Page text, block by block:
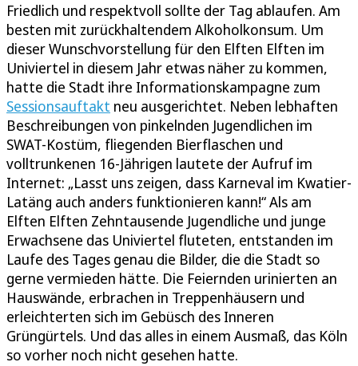
Friedlich und respektvoll sollte der Tag ablaufen. Am
besten mit zurückhaltendem Alkoholkonsum. Um
dieser Wunschvorstellung für den Elften Elften im
Univiertel in diesem Jahr etwas näher zu kommen,
hatte die Stadt ihre Informationskampagne zum
Sessionsauftakt neu ausgerichtet. Neben lebhaften
Beschreibungen von pinkelnden Jugendlichen im
SWAT-Kostüm, fliegenden Bierflaschen und
volltrunkenen 16-Jährigen lautete der Aufruf im
Internet: „Lasst uns zeigen, dass Karneval im Kwatier-
Latäng auch anders funktionieren kann!“ Als am
Elften Elften Zehntausende Jugendliche und junge
Erwachsene das Univiertel fluteten, entstanden im
Laufe des Tages genau die Bilder, die die Stadt so
gerne vermieden hätte. Die Feiernden urinierten an
Hauswände, erbrachen in Treppenhäusern und
erleichterten sich im Gebüsch des Inneren
Grüngürtels. Und das alles in einem Ausmaß, das Köln
so vorher noch nicht gesehen hatte.